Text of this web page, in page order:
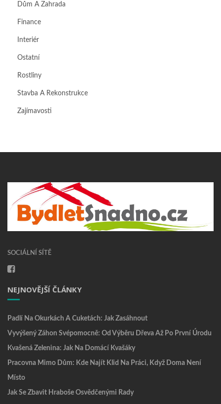
Dům A Zahrada
Finance
Interiér
Ostatní
Rostliny
Stavba A Rekonstrukce
Zajímavosti
SOCIÁLNÍ SÍTĚ
NEJNOVĚJŠÍ ČLÁNKY
Padlí Na Okurkách A Cuketách: Jak Zasáhnout
Vyvýšený Záhon Svépomocně: Od Výběru Dřeva Až Po První Úrodu
Kvašená Zelenina: Jak Na Domácí Kvašáky
Pracovna Mimo Dům: Kde Najít Klid Na Práci, Když Doma Není
Místo
Jak Se Zbavit Hraboše Osvědčenými Rady